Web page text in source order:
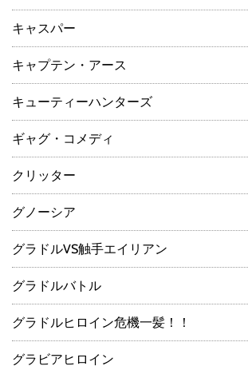
キャスパー
キャプテン・アース
キューティーハンターズ
ギャグ・コメディ
クリッター
グノーシア
グラドルVS触手エイリアン
グラドルバトル
グラドルヒロイン危機一髪！！
グラビアヒロイン